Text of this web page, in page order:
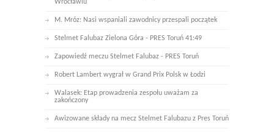
Wrocławiu
M. Mróz: Nasi wspaniali zawodnicy przespali początek
Stelmet Falubaz Zielona Góra - PRES Toruń 41:49
Zapowiedź meczu Stelmet Falubaz - PRES Toruń
Robert Lambert wygrał w Grand Prix Polsk w Łodzi
Walasek: Etap prowadzenia zespołu uważam za
zakończony
Awizowane składy na mecz Stelmet Falubazu z Pres Toruń